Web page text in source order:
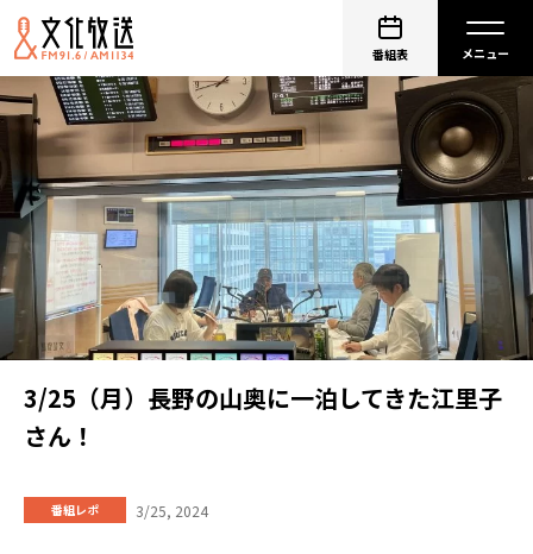
番組表
3/25（月）長野の山奥に一泊してきた江里子
さん！
番組レポ 3/25, 2024